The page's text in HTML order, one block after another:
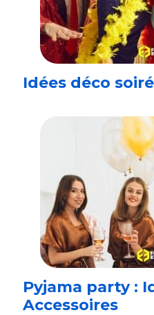
Idées déco
Pyjama party :
Accessoires